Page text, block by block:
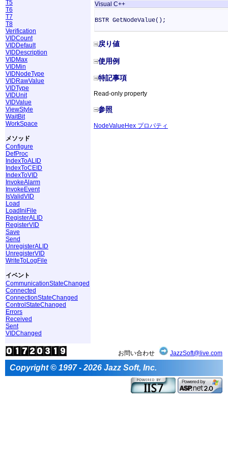
T5
T6
T7
T8
Verification
VIDCount
VIDDefault
VIDDescription
VIDMax
VIDMin
VIDNodeType
VIDRawValue
VIDType
VIDUnit
VIDValue
ViewStyle
WaitBit
WorkSpace
メソッド
Configure
DefProc
IndexToALID
IndexToCEID
IndexToVID
InvokeAlarm
InvokeEvent
IsValidVID
Load
LoadIniFile
RegisterALID
RegisterVID
Save
Send
UnregisterALID
UnregisterVID
WriteToLogFile
イベント
CommunicationStateChanged
Connected
ConnectionStateChanged
ControlStateChanged
Errors
Received
Sent
VIDChanged
Visual C++
BSTR GetNodeValue();
戻り値
使用例
特記事項
Read-only property
参照
NodeValueHex プロパティ
お問い合わせ JazzSoft@live.com
Copyright © 1997 - 2026 Jazz Soft, Inc.